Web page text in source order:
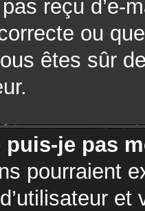
reçu
ou
êtes sûr
je pas
pourraient